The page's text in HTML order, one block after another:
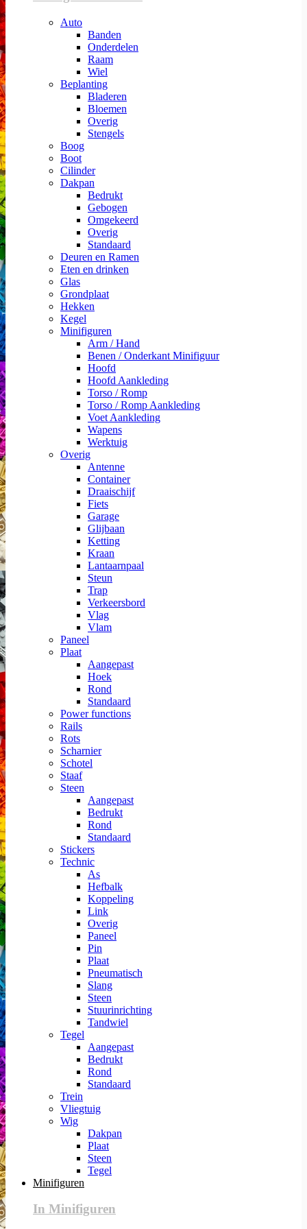
Auto
Banden
Onderdelen
Raam
Wiel
Beplanting
Bladeren
Bloemen
Overig
Stengels
Boog
Boot
Cilinder
Dakpan
Bedrukt
Gebogen
Omgekeerd
Overig
Standaard
Deuren en Ramen
Eten en drinken
Glas
Grondplaat
Hekken
Kegel
Minifiguren
Arm / Hand
Benen / Onderkant Minifiguur
Hoofd
Hoofd Aankleding
Torso / Romp
Torso / Romp Aankleding
Voet Aankleding
Wapens
Werktuig
Overig
Antenne
Container
Draaischijf
Fiets
Garage
Glijbaan
Ketting
Kraan
Lantaarnpaal
Steun
Trap
Verkeersbord
Vlag
Vlam
Paneel
Plaat
Aangepast
Hoek
Rond
Standaard
Power functions
Rails
Rots
Scharnier
Schotel
Staaf
Steen
Aangepast
Bedrukt
Rond
Standaard
Stickers
Technic
As
Hefbalk
Koppeling
Link
Overig
Paneel
Pin
Plaat
Pneumatisch
Slang
Steen
Stuurinrichting
Tandwiel
Tegel
Aangepast
Bedrukt
Rond
Standaard
Trein
Vliegtuig
Wig
Dakpan
Plaat
Steen
Tegel
Minifiguren
In Minifiguren